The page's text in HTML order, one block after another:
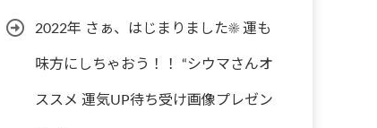
2022年 さぁ、はじまりました☀︎ 運も
味方にしちゃおう！！ “シウマさんオ
ススメ 運気UP待ち受け画像プレゼン